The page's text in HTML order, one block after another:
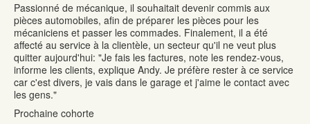
Passionné de mécanique, il souhaitait devenir commis aux
pièces automobiles, afin de préparer les pièces pour les
mécaniciens et passer les commades. Finalement, il a été
affecté au service à la clientèle, un secteur qu'il ne veut plus
quitter aujourd'hui: "Je fais les factures, note les rendez-vous,
informe les clients, explique Andy. Je préfère rester à ce service
car c'est divers, je vais dans le garage et j'aime le contact avec
les gens."
Prochaine cohorte